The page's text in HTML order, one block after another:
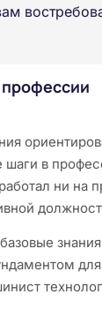
шаги в
ни на